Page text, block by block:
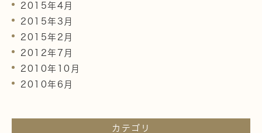
2015年4月
2015年3月
2015年2月
2012年7月
2010年10月
2010年6月
カテゴリ